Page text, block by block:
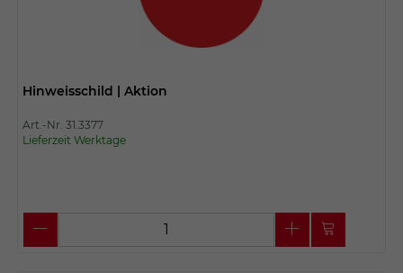
Hinweisschild | Aktion
Art.-Nr. 31.3377
Lieferzeit Werktage